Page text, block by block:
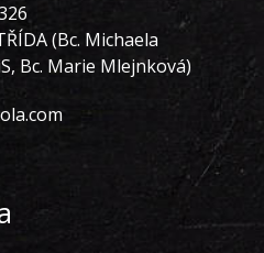
(Bc. Michaela
Bc. Marie Mlejnková)